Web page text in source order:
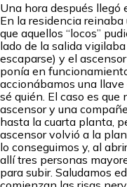
Una hora después llegó
En la residencia
que aquellos “locos”
lado de la salida
escaparse) y el
ponía en
accionábamos una
sé quién. El caso es
ascensor y una
hasta la cuarta planta,
ascensor volvió a la
lo conseguimos y, al
allí tres personas
para subir. Saludamos